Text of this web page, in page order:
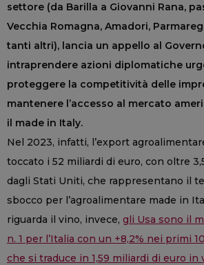
settore (da Barilla a Giovanni Rana,
Vecchia Romagna, Amadori,
tanti altri), lancia un appello al
intraprendere azioni diplomatiche
proteggere la competitività delle
mantenere l’accesso al mercato
il made in Italy.
Nel 2023, infatti, l’export
toccato i 52 miliardi di euro, con oltre
dagli Stati Uniti, che rappresentano il
sbocco per l’agroalimentare made in
riguarda il vino, invece, gli Usa sono il
n. 1 per l’Italia con un +8,2% nei primi
che si traduce in 1,59 miliardi di euro in